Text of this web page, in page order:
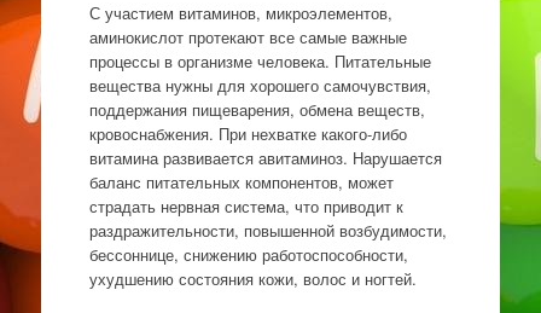
С участием витаминов, микроэлементов,
аминокислот протекают все самые важные
процессы в организме человека. Питательные
вещества нужны для хорошего самочувствия,
поддержания пищеварения, обмена веществ,
кровоснабжения. При нехватке какого-либо
витамина развивается авитаминоз. Нарушается
баланс питательных компонентов, может
страдать нервная система, что приводит к
раздражительности, повышенной возбудимости,
бессоннице, снижению работоспособности,
ухудшению состояния кожи, волос и ногтей.